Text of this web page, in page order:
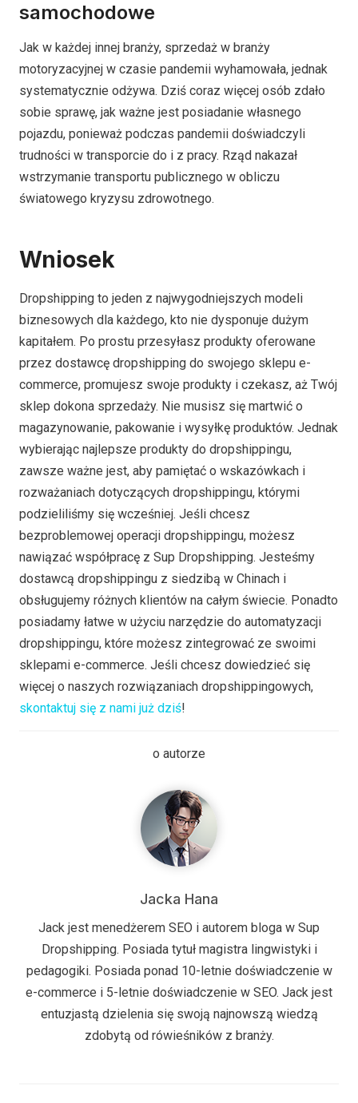
samochodowe
Jak w każdej innej branży, sprzedaż w branży
motoryzacyjnej w czasie pandemii wyhamowała, jednak
systematycznie odżywa. Dziś coraz więcej osób zdało
sobie sprawę, jak ważne jest posiadanie własnego
pojazdu, ponieważ podczas pandemii doświadczyli
trudności w transporcie do i z pracy. Rząd nakazał
wstrzymanie transportu publicznego w obliczu
światowego kryzysu zdrowotnego.
Wniosek
Dropshipping to jeden z najwygodniejszych modeli
biznesowych dla każdego, kto nie dysponuje dużym
kapitałem. Po prostu przesyłasz produkty oferowane
przez dostawcę dropshipping do swojego sklepu e-
commerce, promujesz swoje produkty i czekasz, aż Twój
sklep dokona sprzedaży. Nie musisz się martwić o
magazynowanie, pakowanie i wysyłkę produktów. Jednak
wybierając najlepsze produkty do dropshippingu,
zawsze ważne jest, aby pamiętać o wskazówkach i
rozważaniach dotyczących dropshippingu, którymi
podzieliliśmy się wcześniej. Jeśli chcesz
bezproblemowej operacji dropshippingu, możesz
nawiązać współpracę z Sup Dropshipping. Jesteśmy
dostawcą dropshippingu z siedzibą w Chinach i
obsługujemy różnych klientów na całym świecie. Ponadto
posiadamy łatwe w użyciu narzędzie do automatyzacji
dropshippingu, które możesz zintegrować ze swoimi
sklepami e-commerce. Jeśli chcesz dowiedzieć się
więcej o naszych rozwiązaniach dropshippingowych,
skontaktuj się z nami już dziś!
o autorze
Jacka Hana
Jack jest menedżerem SEO i autorem bloga w Sup
Dropshipping. Posiada tytuł magistra lingwistyki i
pedagogiki. Posiada ponad 10-letnie doświadczenie w
e-commerce i 5-letnie doświadczenie w SEO. Jack jest
entuzjastą dzielenia się swoją najnowszą wiedzą
zdobytą od rówieśników z branży.